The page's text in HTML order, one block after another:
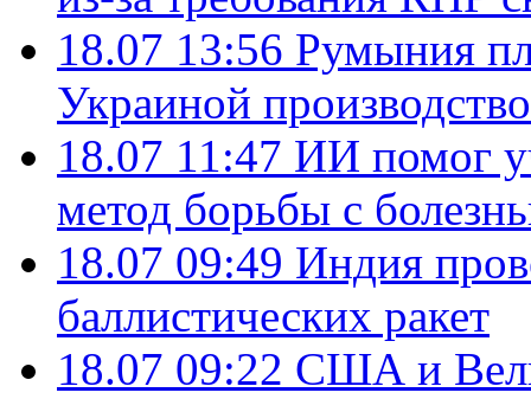
18.07 13:56 Румыния
Украиной
18.07 11:47 ИИ помог
метод борьбы с
18.07 09:49 Индия
баллистических ракет
18.07 09:22 США и